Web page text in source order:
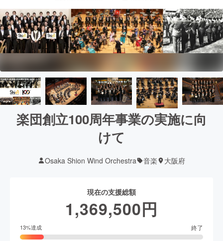
楽団創立100周年事業の実施に向
けて
Osaka Shion Wind Orchestra 音楽 大阪府
現在の支援総額
1,369,500円
13%達成 終了